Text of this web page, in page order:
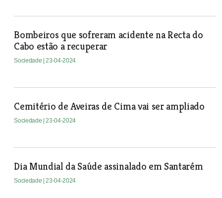
Bombeiros que sofreram acidente na Recta do
Cabo estão a recuperar
Sociedade | 23-04-2024
Cemitério de Aveiras de Cima vai ser ampliado
Sociedade | 23-04-2024
Dia Mundial da Saúde assinalado em Santarém
Sociedade | 23-04-2024